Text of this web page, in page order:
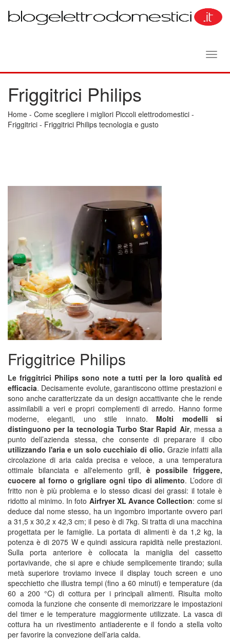
Friggitrici Philips
Home - Come scegliere i migliori Piccoli elettrodomestici -
Friggitrici - Friggitrici Philips tecnologia e gusto
Friggitrice Philips
Le friggitrici Philips sono note a tutti per la loro qualità ed
efficacia. Decisamente evolute, garantiscono ottime prestazioni e
sono anche caratterizzate da un design accattivante che le rende
assimilabili a veri e propri complementi di arredo. Hanno forme
moderne, eleganti, uno stile innato. Molti modelli si
distinguono per la tecnologia Turbo Star Rapid Air, messa a
punto dell’azienda stessa, che consente di preparare il cibo
utilizzando l'aria e un solo cucchiaio di olio. Grazie infatti alla
circolazione di aria calda precisa e veloce, a una temperatura
ottimale bilanciata e all'elemento grill, è possibile friggere,
cuocere al forno o grigliare ogni tipo di alimento. L’odore di
fritto non è più problema e lo stesso dicasi dei grassi: il totale è
ridotto al minimo. In foto Airfryer XL Avance Collection: come si
deduce dal nome stesso, ha un ingombro importante ovvero pari
a 31,5 x 30,2 x 42,3 cm; il peso è di 7kg. Si tratta di una macchina
progettata per le famiglie. La portata di alimenti è da 1,2 kg, la
potenza è di 2075 W e quindi assicura rapidità nelle prestazioni.
Sulla porta anteriore è collocata la maniglia del cassetto
portavivande, che si apre e chiude semplicemente tirando; sulla
metà superiore troviamo invece il display touch screen e uno
specchietto che illustra tempi (fino a 60 minuti) e temperature (da
60 a 200 °C) di cottura per i principali alimenti. Risulta molto
comoda la funzione che consente di memorizzare le impostazioni
del timer e le temperature maggiormente utilizzate. La vasca di
cottura ha un rivestimento antiaderente e il fondo a stella volto
per favorire la convezione dell’aria calda.